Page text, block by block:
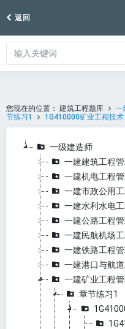
返回
您现在的位置： 建筑工程题库 一
节练习1
1G410000矿业工程技术
一级建造师
一建建筑工程
一建机电工程
一建市政公用
一建水利水电
一建公路工程
一建民航机场
一建铁路工程
一建港口与航
一建矿业工程
章节练习1